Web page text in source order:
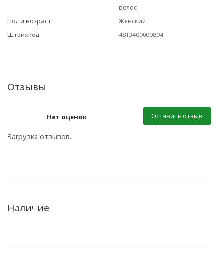
волос
Пол и возраст
Женский
Штрихкод
4813409000894
Отзывы
Нет оценок Оставить отзыв
Загрузка отзывов...
Наличие